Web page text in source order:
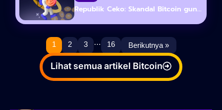
Republik Ceko: Skandal Bitcoin gun...
1 2 3 … 16 Berikutnya »
Lihat semua artikel Bitcoin